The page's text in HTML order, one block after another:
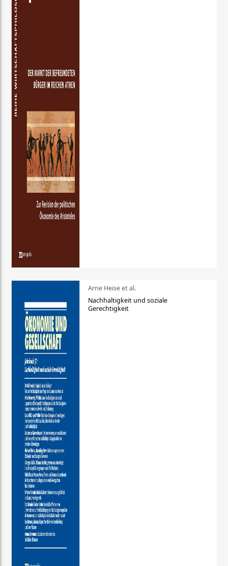
Arne Heise et al.
Nachhaltigkeit und soziale
Gerechtigkeit